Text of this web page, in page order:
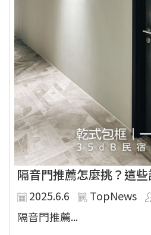
隔音門推薦怎麼挑？這
2025.6.6 TopNews
隔音門推薦...